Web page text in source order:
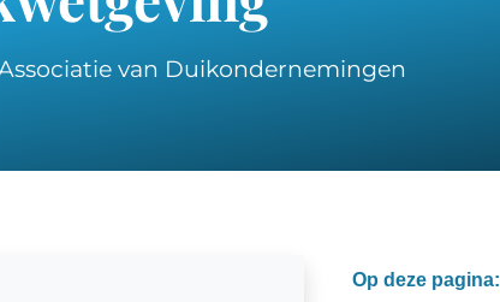
van Duikondernemingen
Op deze pagina: